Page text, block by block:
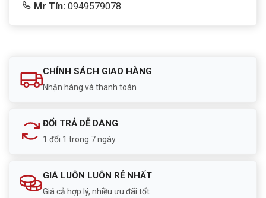
Mr Tín: 0949579078
CHÍNH SÁCH GIAO HÀNG
Nhận hàng và thanh toán
ĐỔI TRẢ DỄ DÀNG
1 đổi 1 trong 7 ngày
GIÁ LUÔN LUÔN RẺ NHẤT
Giá cả hợp lý, nhiều ưu đãi tốt